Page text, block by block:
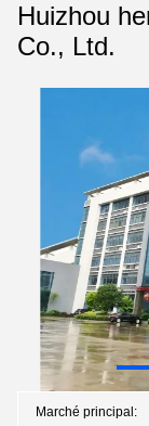
Huizhou
Co., Ltd.
Marché principal: